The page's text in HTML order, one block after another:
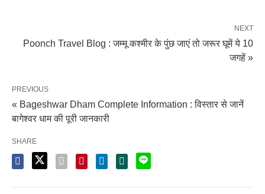
NEXT
Poonch Travel Blog : जम्मू कश्मीर के पुंछ जाएं तो जरूर घूमें ये 10
जगहें »
PREVIOUS
« Bageshwar Dham Complete Information : विस्तार से जानें
बागेश्वर धाम की पूरी जानकारी
SHARE